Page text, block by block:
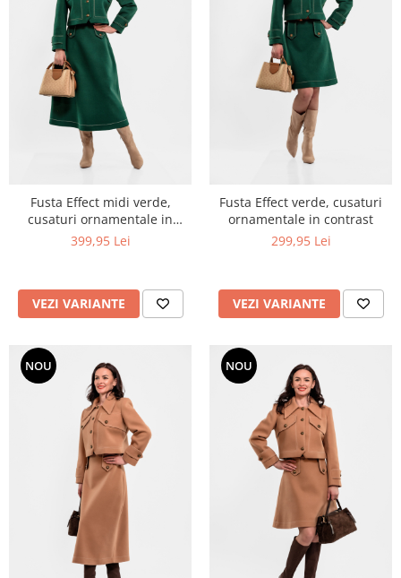
Fusta Effect midi verde,
cusaturi ornamentale in
contrast
399,95 Lei
VEZI VARIANTE
Fusta Effect verde, cusaturi
ornamentale in contrast
299,95 Lei
VEZI VARIANTE
NOU NOU